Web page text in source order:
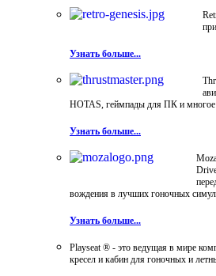
Узнать больше...
HOTAS, геймпады для ПК и многое
Узнать больше...
вождения в лучших гоночных
Узнать больше...
Playseat ® - это ведущая в мире
кресел и кабин для гоночных и